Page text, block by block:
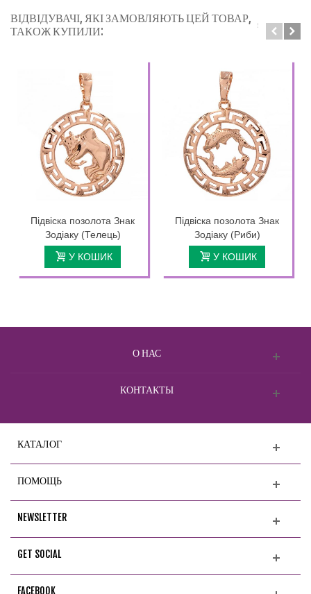
ВІДВІДУВАЧІ, ЯКІ ЗАМОВЛЯЮТЬ ЦЕЙ ТОВАР,
ТАКОЖ КУПИЛИ:
Підвіска позолота Знак
Зодіаку (Телець)
У КОШИК
Підвіска позолота Знак
Зодіаку (Риби)
У КОШИК
О НАС
КОНТАКТЫ
КАТАЛОГ
ПОМОЩЬ
NEWSLETTER
GET SOCIAL
FACEBOOK